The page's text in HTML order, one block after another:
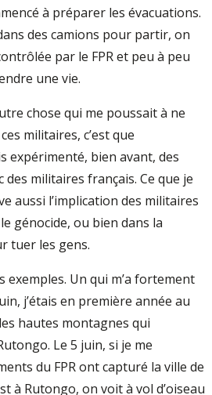
à préparer les évacuations.
des camions pour partir, on
par le FPR et peu à peu
une vie.
chose qui me poussait à ne
militaires, c’est que
expérimenté, bien avant, des
des militaires français. Ce que je
aussi l’implication des militaires
génocide, ou bien dans la
tuer les gens.
exemples. Un qui m’a fortement
j’étais en première année au
hautes montagnes qui
Le 5 juin, si je me
du FPR ont capturé la ville de
à Rutongo, on voit à vol d’oiseau